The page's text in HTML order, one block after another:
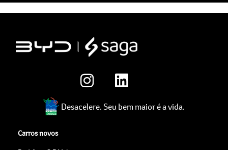
Desacelere. Seu bem maior é a vida.
Carros novos